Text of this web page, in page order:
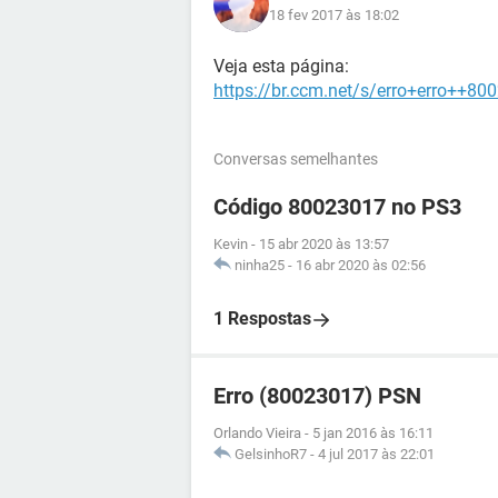
18 fev 2017 às 18:02
Veja esta página:
https://br.ccm.net/s/
Conversas semelhantes
Código 80023017 no PS3
Kevin - 15 abr 2020 às 13:57
ninha25 - 16 abr 2020 às 02:56
1 Respostas
Erro (80023017) PSN
Orlando Vieira - 5 jan 2016 às 16:11
GelsinhoR7 - 4 jul 2017 às 22:01